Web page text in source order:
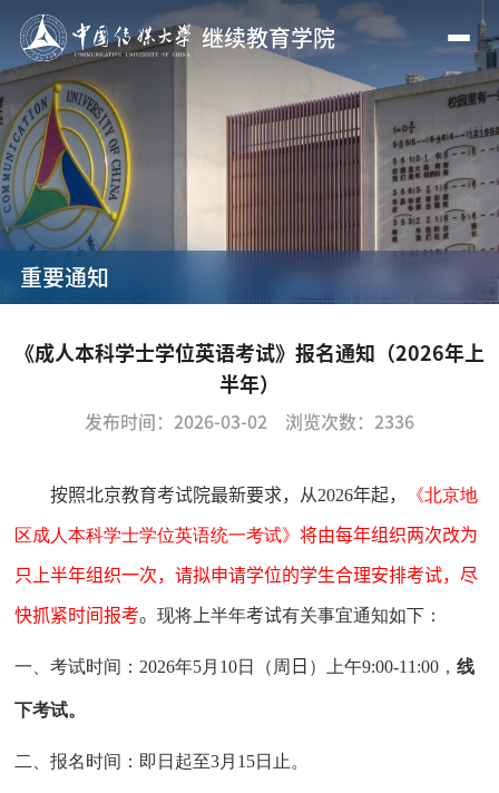
继续教育学院
重要通知
《成人本科学士学位英语考试》报名通知（2026年上
半年）
发布时间：2026-03-02 浏览次数： 2336
按照北京教育考试院最新要求，从2026年起， 《北京地
区成人本科学士学位英语统一考试》 将由每年组织两次改为
只上半年组织一次，请拟申请学位的学生合理安排考试，尽
快抓紧时间报考。 现将 上半年考试有关事宜通知如下：
一、考试时间： 2026年5月 10日（周 日 ）上午9:00-11:00 ， 线
下考试。
二、报名时间：即日起至3月 1 5日止。